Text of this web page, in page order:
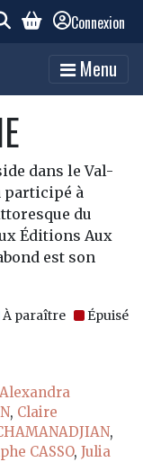
Connexion
Menu
dans le Val-
participé à
du
Éditions Aux
est son
À paraître Épuisé
Alexandra
, Claire
,
CASSO,Julia